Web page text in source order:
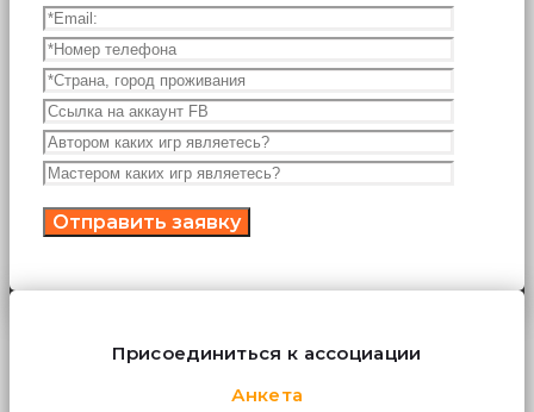
Присоединиться к ассоциации
Анкета